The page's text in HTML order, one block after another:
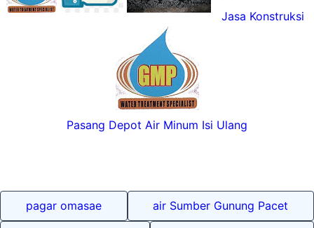
Jasa Konstruksi
Pasang Depot Air Minum Isi Ulang
pagar omasae air Sumber Gunung Pacet